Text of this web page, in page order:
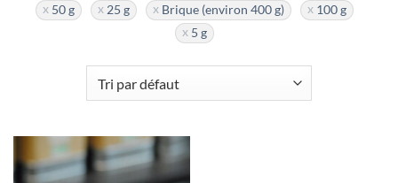
50 g 25 g Brique (environ 400 g)
100 g
5 g